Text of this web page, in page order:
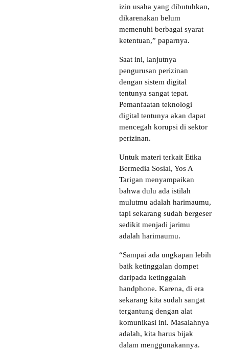
izin usaha yang dibutuhkan,
dikarenakan belum
memenuhi berbagai syarat
ketentuan,” paparnya.
Saat ini, lanjutnya
pengurusan perizinan
dengan sistem digital
tentunya sangat tepat.
Pemanfaatan teknologi
digital tentunya akan dapat
mencegah korupsi di sektor
perizinan.
Untuk materi terkait Etika
Bermedia Sosial, Yos A
Tarigan menyampaikan
bahwa dulu ada istilah
mulutmu adalah harimaumu,
tapi sekarang sudah bergeser
sedikit menjadi jarimu
adalah harimaumu.
“Sampai ada ungkapan lebih
baik ketinggalan dompet
daripada ketinggalah
handphone. Karena, di era
sekarang kita sudah sangat
tergantung dengan alat
komunikasi ini. Masalahnya
adalah, kita harus bijak
dalam menggunakannya.